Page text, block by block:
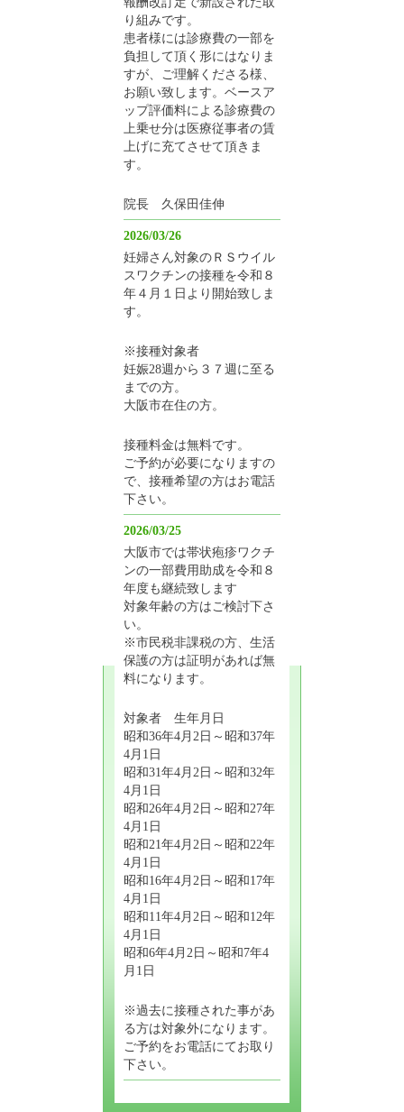
り組みです。
患者様には診療費の一部を
負担して頂く形にはなりま
すが、ご理解くださる様、
お願い致します。ベースア
ップ評価料による診療費の
上乗せ分は医療従事者の賃
上げに充てさせて頂きま
す。
院長 久保田佳伸
2026/03/26
妊婦さん対象のＲＳウイル
スワクチンの接種を令和８
年４月１日より開始致しま
す。
※接種対象者
妊娠28週から３７週に至る
までの方。
大阪市在住の方。
接種料金は無料です。
ご予約が必要になりますの
で、接種希望の方はお電話
下さい。
2026/03/25
大阪市では帯状疱疹ワクチ
ンの一部費用助成を令和８
年度も継続致します
対象年齢の方はご検討下さ
い。
※市民税非課税の方、生活
保護の方は証明があれば無
料になります。
対象者 生年月日
昭和36年4月2日～昭和37年
4月1日
昭和31年4月2日～昭和32年
4月1日
昭和26年4月2日～昭和27年
4月1日
昭和21年4月2日～昭和22年
4月1日
昭和16年4月2日～昭和17年
4月1日
昭和11年4月2日～昭和12年
4月1日
昭和6年4月2日～昭和7年4
月1日
※過去に接種された事があ
る方は対象外になります。
ご予約をお電話にてお取り
下さい。